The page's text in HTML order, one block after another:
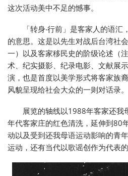
这次活动美中不足的憾事。
「转身‧行前」是客家人的语
的意思。这是以先生对战后台湾社
一）以及客家移民史的阶级论述（
术、纪实摄影、纪录电影、文献展
演，也是首度以美学形式将客家族
风貌呈现给社会大众的一则对话录。
展览的轴线以1988年客家还我
年代客家庄的红色清洗，延伸到80
动以及受到还我母语运动影响的青
运动，还有当代以歌谣创作为代表